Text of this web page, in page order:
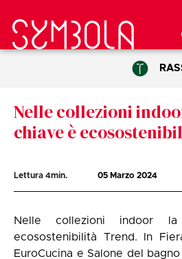
Nelle collezioni
chiave è
Lettura 4min. 05 Marzo 2024
Nelle collezioni indoor
ecosostenibilità Trend. In
EuroCucina e Salone del